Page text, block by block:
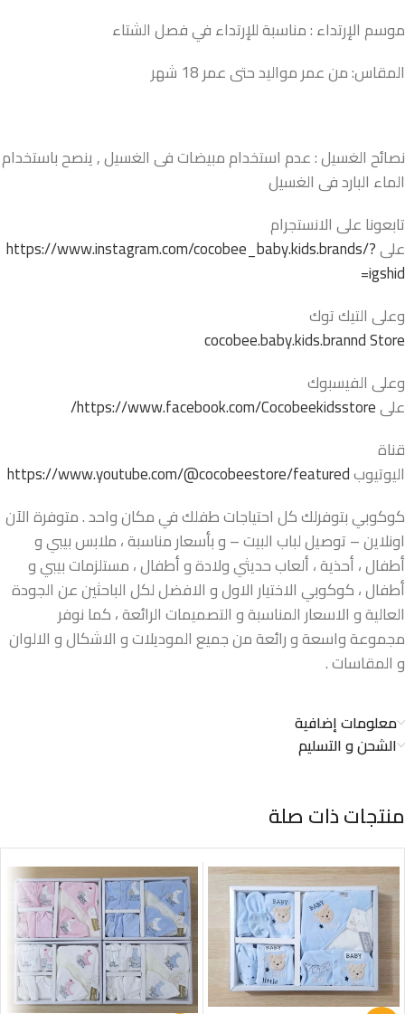
موسم الإرتداء : مناسبة للإرتداء في فصل الشتاء
المقاس: من عمر مواليد حتى عمر 18 شهر
نصائح الغسيل : عدم استخدام مبيضات فى الغسيل , ينصح باستخدام
الماء البارد فى الغسيل
تابعونا على الانستجرام
علىhttps://www.instagram.com/cocobee_baby.kids.brands/?
igshid=
وعلى التيك توك
cocobee.baby.kids.brannd Store
وعلى الفيسبوك
علىhttps://www.facebook.com/Cocobeekidsstore/
قناة
اليوتيوبhttps://www.youtube.com/@cocobeestore/featured
كوكوبي بتوفرلك كل احتياجات طفلك في مكان واحد . متوفرة الآن
اونلاين – توصيل لباب البيت – و بأسعار مناسبة ، ملابس بيبي و
أطفال ، أحذية ، ألعاب حديثي ولادة و أطفال ، مستلزمات بيبي و
أطفال ، كوكوبي الاختيار الاول و الافضل لكل الباحثين عن الجودة
العالية و الاسعار المناسبة و التصميمات الرائعة ، كما نوفر
مجموعة واسعة و رائعة من جميع الموديلات و الاشكال و الالوان
و المقاسات .
معلومات إضافية
الشحن و التسليم
منتجات ذات صلة